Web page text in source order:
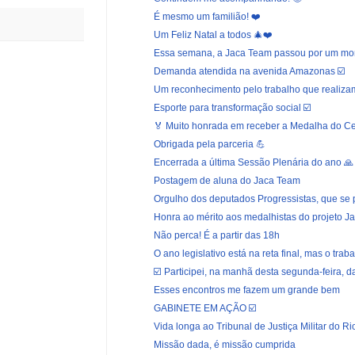
É mesmo um familião! ❤️
Um Feliz Natal a todos 🎄❤️
Essa semana, a Jaca Team passou por um
Demanda atendida na avenida Amazonas ☑️
Um reconhecimento pelo trabalho que
Esporte para transformação social ☑️
🏅 Muito honrada em receber a Medalha do
Obrigada pela parceria 💪
Encerrada a última Sessão Plenária do ano 🙏
Postagem de aluna do Jaca Team
Orgulho dos deputados Progressistas, que se
Honra ao mérito aos medalhistas do projeto
Não perca! É a partir das 18h
O ano legislativo está na reta final, mas o
☑️ Participei, na manhã desta segunda-feira,
Esses encontros me fazem um grande bem
GABINETE EM AÇÃO ☑️
Vida longa ao Tribunal de Justiça Militar do
Missão dada, é missão cumprida